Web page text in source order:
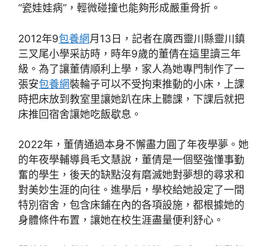
“瓷娃娃病”，輕微碰撞也能夠形成嚴重骨折。
2012年9包養網 月13日，記者在廣西靈川縣靈川鎮
三叉尾小學采訪時，時年9歲的董倩在這里讀三年
級。為了讓董倩順利上學，家人為她專門制作了一
張安包養網裝輪子可以不受拘束推動的小床，上課
時把床放到教室里讓她趴在床上聽課，下課后就把
床推回宿舍讓她吃飯歇息。
2022年，董倩通過本身不懈盡力圓了年夜學夢。她
的年夜學輔導員毛文慧說，董倩是一個堅強懂事勤
奮的學生，後天的缺點沒有磨滅她對夢想的尋求和
對美妙生涯的向往。進學后，學校給她設定了一間
特別宿舍，包含床鋪在內的各項設施，都根據她的
身體條件布置，讓她在校生涯盡量便利舒心。